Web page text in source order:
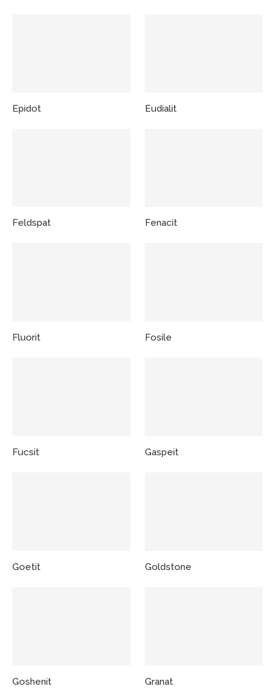
Epidot Eudialit
Feldspat Fenacit
Fluorit Fosile
Fucsit Gaspeit
Goetit Goldstone
Goshenit Granat